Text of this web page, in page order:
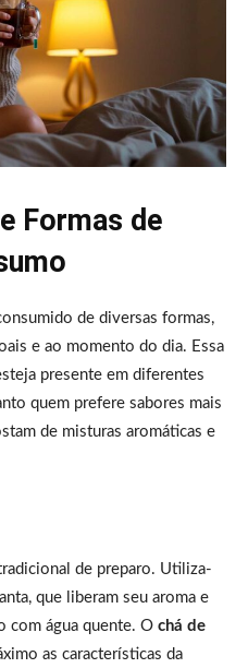
Formas de
de diversas formas,
e ao momento do dia. Essa
presente em diferentes
quem prefere sabores mais
de misturas aromáticas e
de preparo. Utiliza-
que liberam seu aroma e
com água quente. O chá de
as características da